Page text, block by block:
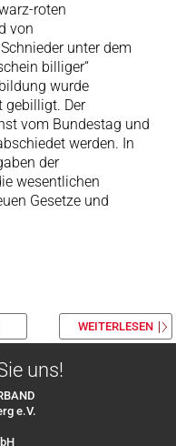
roten
von
unter dem
billiger“
wurde
gebilligt. Der
vom Bundestag und
werden. In
der
wesentlichen
Gesetze und
WEITERLESEN
uns!
e.V.